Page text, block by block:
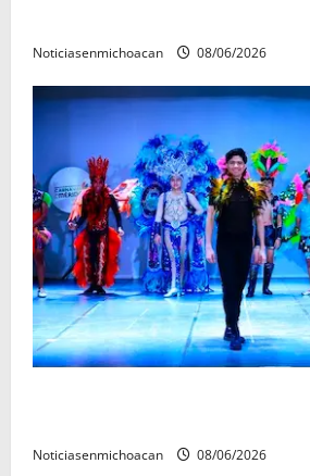
Noticiasenmichoacan 08/06/2026
Noticiasenmichoacan 08/06/2026